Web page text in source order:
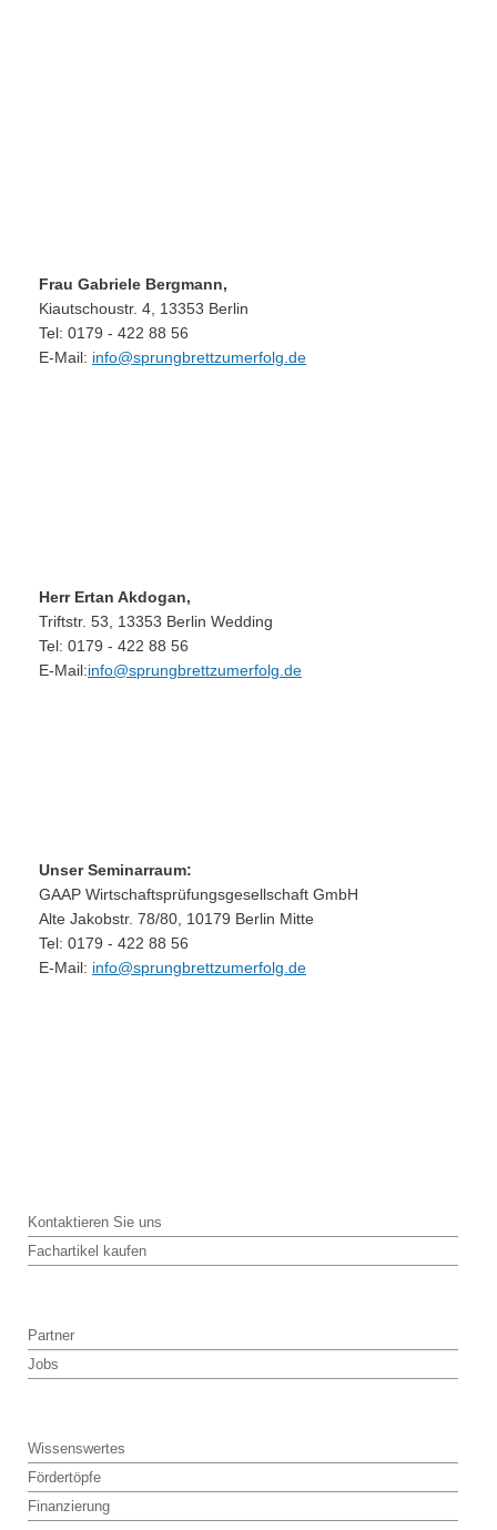
Frau Gabriele Bergmann,
Kiautschoustr. 4, 13353 Berlin
Tel: 0179 - 422 88 56
E-Mail: info@sprungbrettzumerfolg.de
Herr Ertan Akdogan,
Triftstr. 53, 13353 Berlin Wedding
Tel: 0179 - 422 88 56
E-Mail:info@sprungbrettzumerfolg.de
Unser Seminarraum:
GAAP Wirtschaftsprüfungsgesellschaft GmbH
Alte Jakobstr. 78/80, 10179 Berlin Mitte
Tel: 0179 - 422 88 56
E-Mail: info@sprungbrettzumerfolg.de
Kontaktieren Sie uns
Fachartikel kaufen
Partner
Jobs
Wissenswertes
Fördertöpfe
Finanzierung